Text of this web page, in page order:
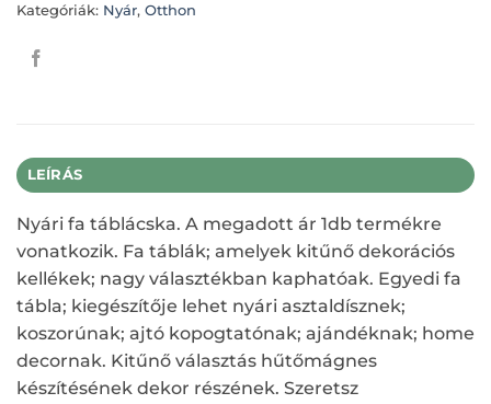
Kategóriák: Nyár, Otthon
LEÍRÁS
Nyári fa táblácska. A megadott ár 1db termékre
vonatkozik. Fa táblák; amelyek kitűnő dekorációs
kellékek; nagy választékban kaphatóak. Egyedi fa
tábla; kiegészítője lehet nyári asztaldísznek;
koszorúnak; ajtó kopogtatónak; ajándéknak; home
decornak. Kitűnő választás hűtőmágnes
készítésének dekor részének. Szeretsz